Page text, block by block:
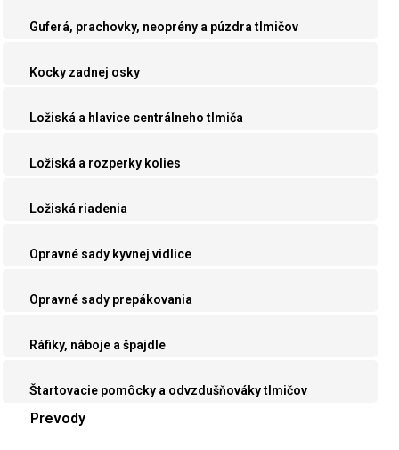
Guferá, prachovky, neoprény a púzdra tlmičov
Kocky zadnej osky
Ložiská a hlavice centrálneho tlmiča
Ložiská a rozperky kolies
Ložiská riadenia
Opravné sady kyvnej vidlice
Opravné sady prepákovania
Ráfiky, náboje a špajdle
Štartovacie pomôcky a odvzdušňováky tlmičov
Prevody